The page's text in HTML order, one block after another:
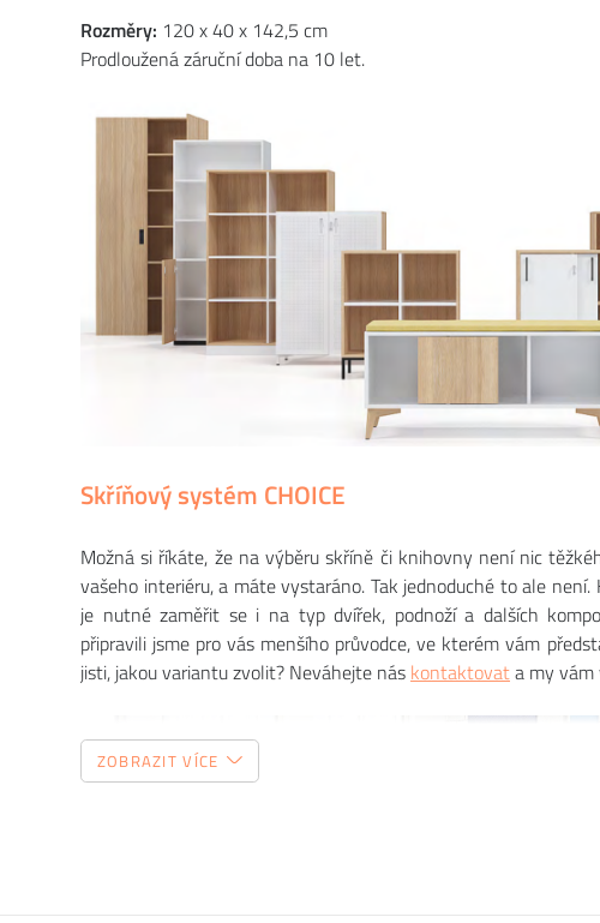
Rozměry: 120 x 40 x 142,5 cm
Prodloužená záruční doba na 10 let.
Skříňový systém CHOICE
Možná si říkáte, že na výběru skříně či knihovny není nic
vašeho interiéru, a máte vystaráno. Tak jednoduché to ale
je nutné zaměřit se i na typ dvířek, podnoží a dalších
připravili jsme pro vás menšího průvodce, ve kterém vám
jisti, jakou variantu zvolit? Neváhejte nás kontaktovata my vám
ZOBRAZIT VÍCE